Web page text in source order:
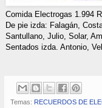
Comida Electrogas 1.994
De pie izda: Falagán,
Santullano, Julio, Solar,
Sentados izda. Antonio,
Temas: RECUERDOS DE